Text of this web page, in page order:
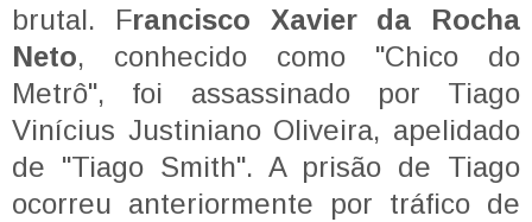
brutal. Francisco Xavier da Rocha
Neto, conhecido como "Chico do
Metrô", foi assassinado por Tiago
Vinícius Justiniano Oliveira, apelidado
de "Tiago Smith". A prisão de Tiago
ocorreu anteriormente por tráfico de